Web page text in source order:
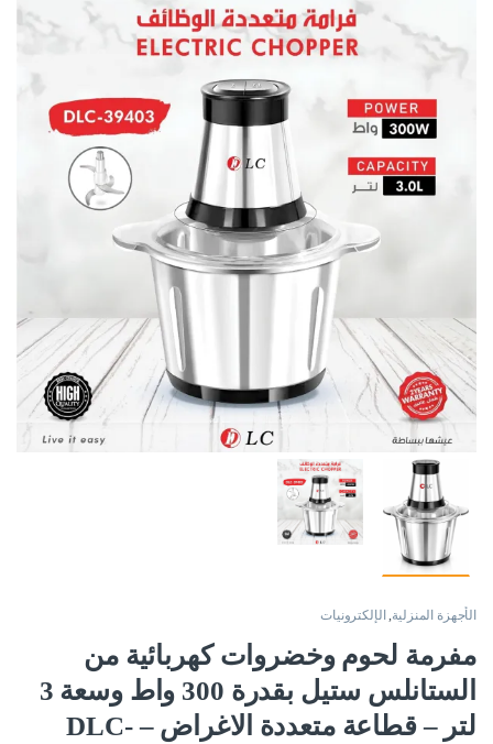
الأجهزة المنزلية, الإلكترونيات
مفرمة لحوم وخضروات كهربائية من
الستانلس ستيل بقدرة 300 واط وسعة 3
لتر – قطاعة متعددة الاغراض – DLC-